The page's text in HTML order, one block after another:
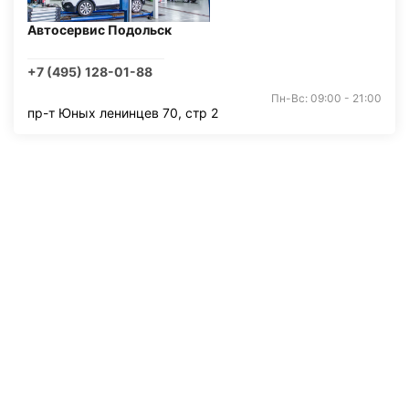
Автосервис Подольск
+7 (495) 128-01-88
Пн-Вс: 09:00 - 21:00
пр-т Юных ленинцев 70, стр 2